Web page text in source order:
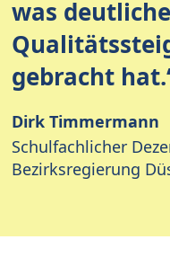
was deutliche
gebracht
Dirk Timmermann
Schulfachlicher
Bezirksregierung